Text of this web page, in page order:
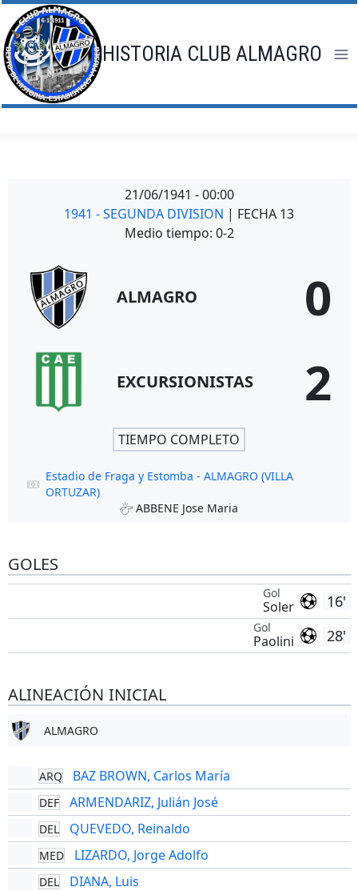
Saltar
al
contenido
HISTORIA CLUB ALMAGRO
21/06/1941 - 00:00
1941 - SEGUNDA DIVISION | FECHA 13
Medio tiempo: 0-2
ALMAGRO 0
EXCURSIONISTAS 2
TIEMPO COMPLETO
Estadio de Fraga y Estomba - ALMAGRO (VILLA
ORTUZAR)
ABBENE Jose Maria
GOLES
16'
Gol
Soler
28'
Gol
Paolini
ALINEACIÓN INICIAL
ALMAGRO
ARQ BAZ BROWN, Carlos María
DEF ARMENDARIZ, Julián José
DEL QUEVEDO, Reinaldo
MED LIZARDO, Jorge Adolfo
DEL DIANA, Luis